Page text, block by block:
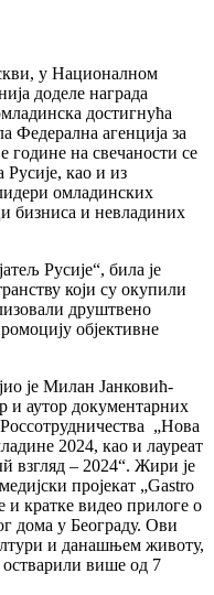
у Националном
доделе награда
достигнућа
Федерална агенција за
на свечаности се
Русије, као и из
омладинских
бизниса и невладиних
Русије“, била је
који су окупили
друштвено
објективне
је Милан Јанковић-
и аутор документарних
„Нова
2024, као и лауреат
взгляд – 2024“. Жири је
пројекат „Gastro
кратке видео прилоге о
дома у Београду. Ови
и данашњем животу,
више од 7